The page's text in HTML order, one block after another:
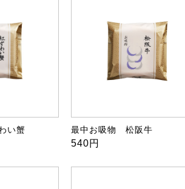
い蟹 最中お吸物 松阪牛
540円